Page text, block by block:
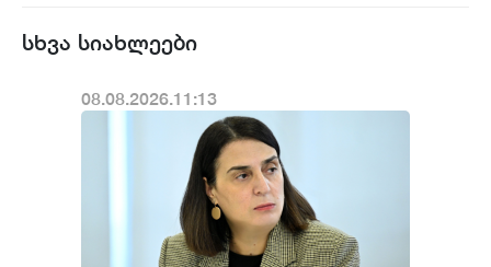
სხვა სიახლეები
08.08.2026.11:13